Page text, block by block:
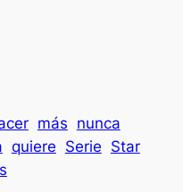
más nunca
quiere Serie Star